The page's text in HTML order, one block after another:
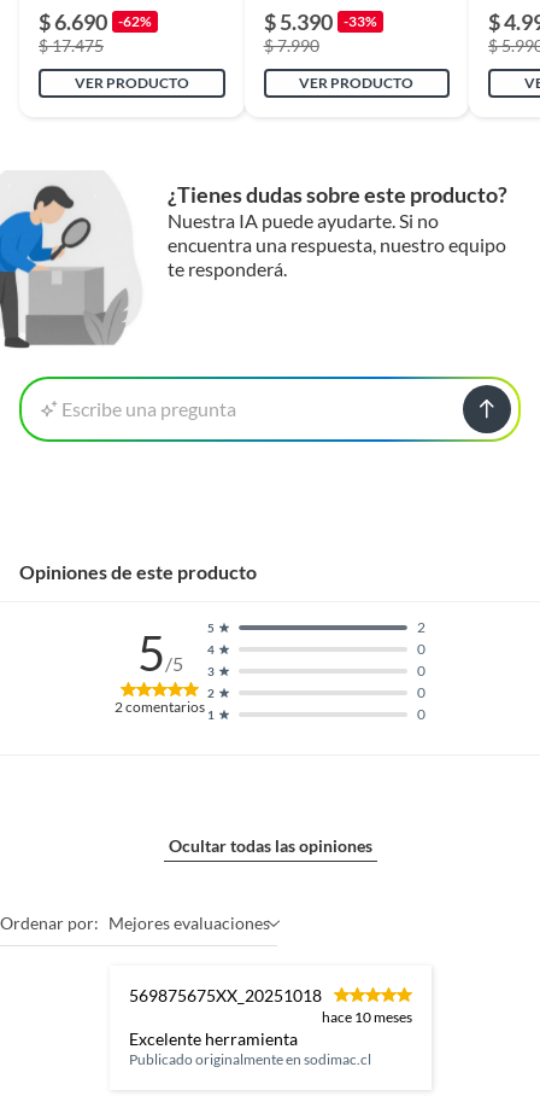
$ 6.690 -62%
$ 17.475
VER PRODUCTO
$ 5.390 -33%
$ 7.990
VER PRODUCTO
$
$
¿Tienes dudas sobre este producto?
Nuestra IA puede ayudarte. Si no
encuentra una respuesta, nuestro equipo
te responderá.
Escribe una pregunta
Opiniones de este producto
5/5
2comentarios 1 0
2 0
3 0
4 0
5 2
Ocultar todas las opiniones
Ordenar por: Mejores evaluaciones
569875675XX_20251018
hace 10 meses
Excelente herramienta
Publicado originalmente en sodimac.cl